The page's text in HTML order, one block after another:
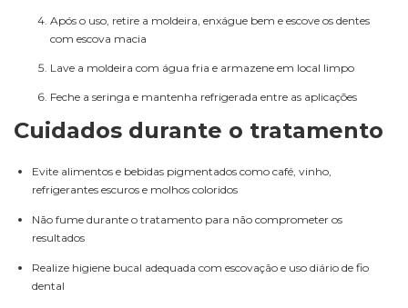
Após o uso, retire a moldeira, enxágue bem e escove os dentes
com escova macia
Lave a moldeira com água fria e armazene em local limpo
Feche a seringa e mantenha refrigerada entre as aplicações
Cuidados durante o tratamento
Evite alimentos e bebidas pigmentados como café, vinho,
refrigerantes escuros e molhos coloridos
Não fume durante o tratamento para não comprometer os
resultados
Realize higiene bucal adequada com escovação e uso diário de fio
dental